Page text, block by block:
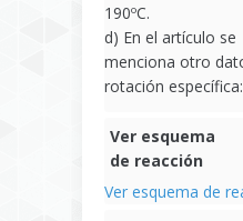
190ºC.
d) En el artículo se
menciona otro
rotación específica:
Ver esquema
de reacción
Ver esquema de